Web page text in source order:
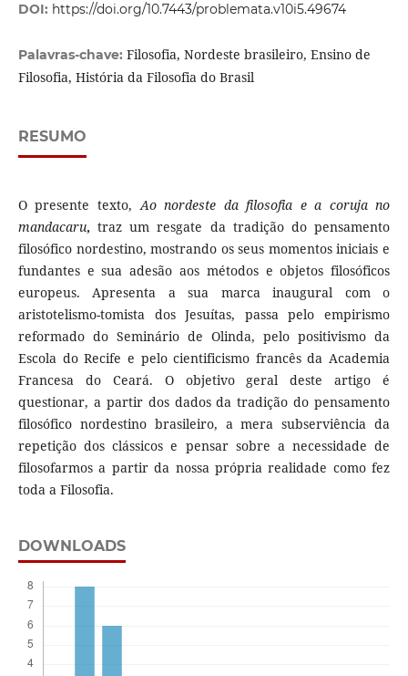
DOI: https://doi.org/10.7443/problemata.v10i5.49674
Palavras-chave: Filosofia, Nordeste brasileiro, Ensino de
Filosofia, História da Filosofia do Brasil
RESUMO
O presente texto,Ao nordeste da filosofia e a coruja no
mandacaru,traz um resgate da tradição do pensamento
filosófico nordestino, mostrando os seus momentos iniciais e
fundantes e sua adesão aos métodos e objetos filosóficos
europeus. Apresenta a sua marca inaugural com o
aristotelismo-tomista dos Jesuítas, passa pelo empirismo
reformado do Seminário de Olinda, pelo positivismo da
Escola do Recife e pelo cientificismo francês da Academia
Francesa do Ceará. O objetivo geral deste artigo é
questionar, a partir dos dados da tradição do pensamento
filosófico nordestino brasileiro, a mera subserviência da
repetição dos clássicos e pensar sobre a necessidade de
filosofarmos a partir da nossa própria realidade como fez
toda a Filosofia.
DOWNLOADS